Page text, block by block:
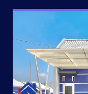
SURYA
Satu-satunya
jutaan dengan